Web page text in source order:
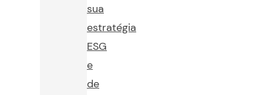
sua
estratégia
ESG
e
de